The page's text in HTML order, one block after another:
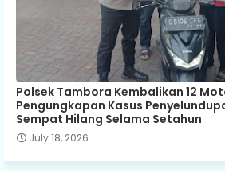
Polsek Tambora Kembalikan 12
Pengungkapan Kasus
Sempat Hilang Selama Setahun
July 18, 2026